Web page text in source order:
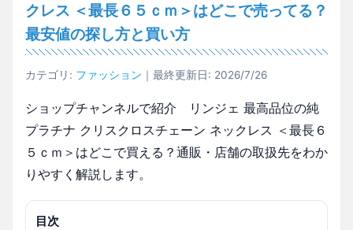
クレス ＜最長６５ｃｍ＞はどこで売ってる？
最安値の探し方と買い方
カテゴリ: ファッション ｜最終更新日: 2026/7/26
ショップチャンネルで紹介 リンジェ 最高品位の純
プラチナ クリスクロスチェーン ネックレス ＜最長６
５ｃｍ＞はどこで買える？通販・店舗の取扱先をわか
りやすく解説します。
目次